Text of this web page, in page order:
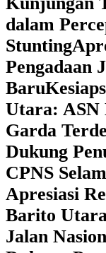
dalam
Stunting
Pengadaan
Baru
Utara: ASN
Garda
Dukung
CPNS
Apresiasi
Barito
Jalan